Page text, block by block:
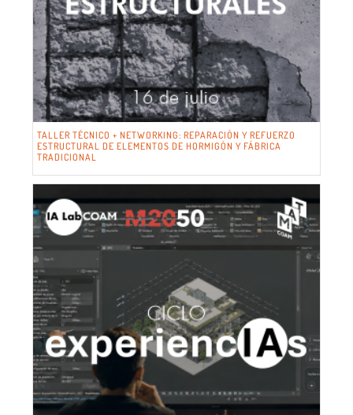
TALLER TÉCNICO + NETWORKING: REPARACIÓN Y REFUERZO
ESTRUCTURAL DE ELEMENTOS DE HORMIGÓN Y FÁBRICA
TRADICIONAL